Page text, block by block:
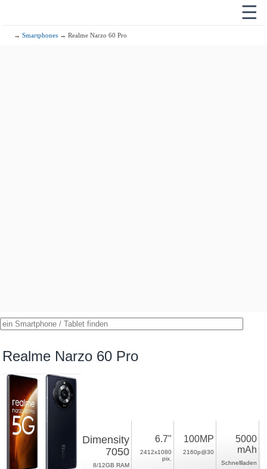
☰
→Smartphones → Realme Narzo 60 Pro
Realme Narzo 60 Pro
Dimensity
7050
8/12GB RAM
6.7"
2412x1080
pix.
100MP
2160p@30
5000
mAh
Schnellladen